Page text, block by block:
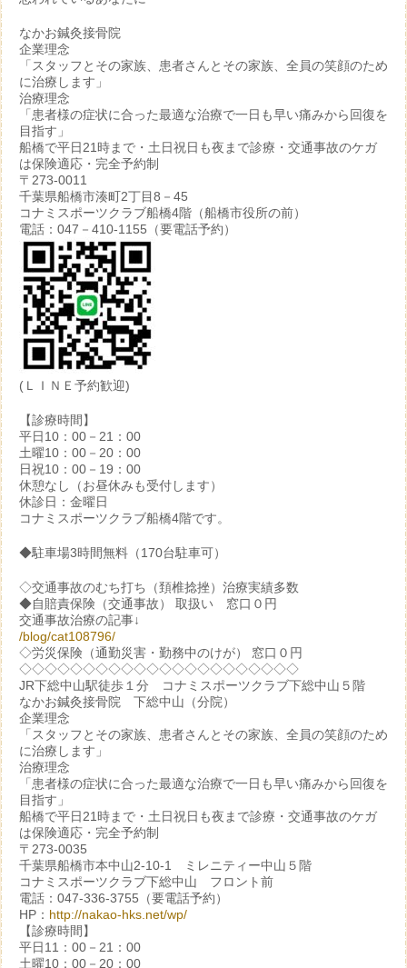
なかお鍼灸接骨院
企業理念
「スタッフとその家族、患者さんとその家族、全員の笑顔のため
に治療します」
治療理念
「患者様の症状に合った最適な治療で一日も早い痛みから回復を
目指す」
船橋で平日21時まで・土日祝日も夜まで診療・交通事故のケガ
は保険適応・完全予約制
〒273-0011
千葉県船橋市湊町2丁目8－45
コナミスポーツクラブ船橋4階（船橋市役所の前）
電話：047－410-1155（要電話予約）
(ＬＩＮＥ予約歓迎)
【診療時間】
平日10：00－21：00
土曜10：00－20：00
日祝10：00－19：00
休憩なし（お昼休みも受付します）
休診日：金曜日
コナミスポーツクラブ船橋4階です。
◆駐車場3時間無料（170台駐車可）
◇交通事故のむち打ち（頚椎捻挫）治療実績多数
◆自賠責保険（交通事故） 取扱い 窓口０円
交通事故治療の記事↓
/blog/cat108796/
◇労災保険（通勤災害・勤務中のけが） 窓口０円
◇◇◇◇◇◇◇◇◇◇◇◇◇◇◇◇◇◇◇◇◇◇
JR下総中山駅徒歩１分 コナミスポーツクラブ下総中山５階
なかお鍼灸接骨院 下総中山（分院）
企業理念
「スタッフとその家族、患者さんとその家族、全員の笑顔のため
に治療します」
治療理念
「患者様の症状に合った最適な治療で一日も早い痛みから回復を
目指す」
船橋で平日21時まで・土日祝日も夜まで診療・交通事故のケガ
は保険適応・完全予約制
〒273-0035
千葉県船橋市本中山2-10-1 ミレニティー中山５階
コナミスポーツクラブ下総中山 フロント前
電話：047-336-3755（要電話予約）
HP： http://nakao-hks.net/wp/
【診療時間】
平日11：00－21：00
土曜10：00－20：00